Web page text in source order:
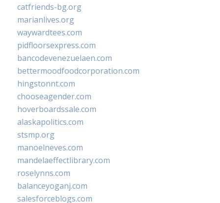
catfriends-bg.org
marianlives.org
waywardtees.com
pidfloorsexpress.com
bancodevenezuelaen.com
bettermoodfoodcorporation.com
hingstonnt.com
chooseagender.com
hoverboardssale.com
alaskapolitics.com
stsmp.org
manoelneves.com
mandelaeffectlibrary.com
roselynns.com
balanceyoganj.com
salesforceblogs.com